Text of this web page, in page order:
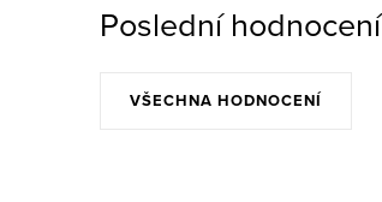
Poslední hodnocení
VŠECHNA HODNOCENÍ